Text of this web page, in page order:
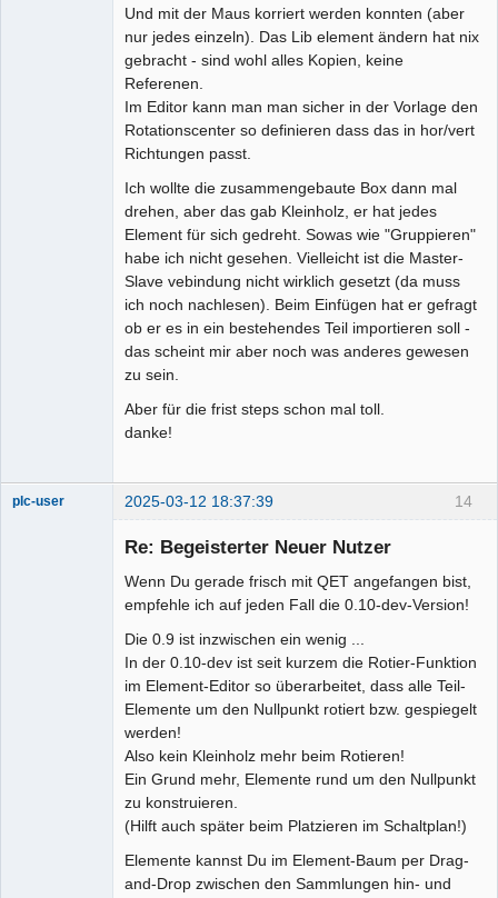
Und mit der Maus korriert werden konnten (aber
nur jedes einzeln). Das Lib element ändern hat nix
gebracht - sind wohl alles Kopien, keine
Referenen.
Im Editor kann man man sicher in der Vorlage den
Rotationscenter so definieren dass das in hor/vert
Richtungen passt.
Ich wollte die zusammengebaute Box dann mal
drehen, aber das gab Kleinholz, er hat jedes
Element für sich gedreht. Sowas wie "Gruppieren"
habe ich nicht gesehen. Vielleicht ist die Master-
Slave vebindung nicht wirklich gesetzt (da muss
ich noch nachlesen). Beim Einfügen hat er gefragt
ob er es in ein bestehendes Teil importieren soll -
das scheint mir aber noch was anderes gewesen
zu sein.
Aber für die frist steps schon mal toll.
danke!
14
plc-user 2025-03-12 18:37:39
Re: Begeisterter Neuer Nutzer
Wenn Du gerade frisch mit QET angefangen bist,
empfehle ich auf jeden Fall die 0.10-dev-Version!
Die 0.9 ist inzwischen ein wenig ...
In der 0.10-dev ist seit kurzem die Rotier-Funktion
im Element-Editor so überarbeitet, dass alle Teil-
Elemente um den Nullpunkt rotiert bzw. gespiegelt
werden!
Also kein Kleinholz mehr beim Rotieren!
Ein Grund mehr, Elemente rund um den Nullpunkt
zu konstruieren.
(Hilft auch später beim Platzieren im Schaltplan!)
Elemente kannst Du im Element-Baum per Drag-
and-Drop zwischen den Sammlungen hin- und